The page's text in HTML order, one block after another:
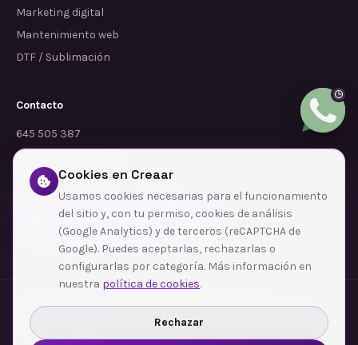
Marketing digital
Mantenimiento web
DTF / Sublimación
Contacto
645 505 387
info@dependalium.com
Mataró (Barcelona)
Déjanos tu reseña en Google
Zonas de cobertura·Barcelona·L'Hospitalet de Llobregat·Terrassa·Badalona
Sabadell
Santa Coloma de Gramenet
Ver todas las zonas →
Cookies en Creaar
Usamos cookies necesarias para el funcionamiento
del sitio y, con tu permiso, cookies de análisis
(Google Analytics) y de terceros (reCAPTCHA de
Google). Puedes aceptarlas, rechazarlas o
configurarlas por categoría. Más información en
nuestra política de cookies.
Rechazar